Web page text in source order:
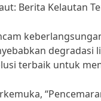
Berita Kelautan
degradasi
terbaik untuk